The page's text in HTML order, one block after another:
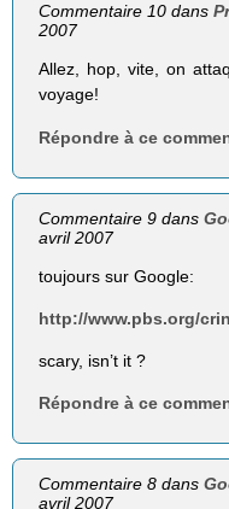
Commentaire 10 dans
2007
Allez, hop, vite, on
voyage!
Répondre à ce
Commentaire 9 dans
avril 2007
toujours sur Google:
http://www.pbs.org/
scary, isn’t it ?
Répondre à ce
Commentaire 8 dans
avril 2007